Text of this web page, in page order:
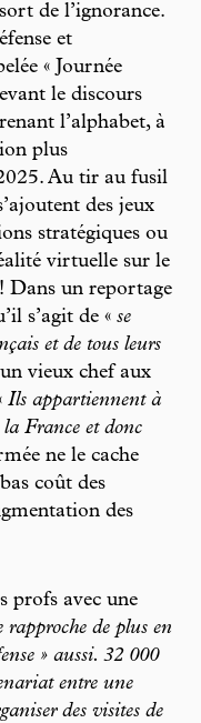
de l’ignorance.
et
« Journée
le discours
l’alphabet, à
plus
Au tir au fusil
des jeux
stratégiques ou
virtuelle sur le
un reportage
s’agit de « se
et de tous leurs
vieux chef aux
Ils appartiennent à
France et donc
ne le cache
coût des
des
profs avec une
rapproche de plus en
» aussi. 32 000
entre une
des visites de